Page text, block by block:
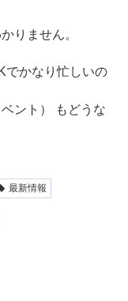
りません。
でかなり忙しいの
ント） もどうな
最新情報